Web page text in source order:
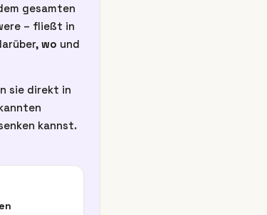
gesamten
– fließt in
wo und
sie direkt in
kannst.